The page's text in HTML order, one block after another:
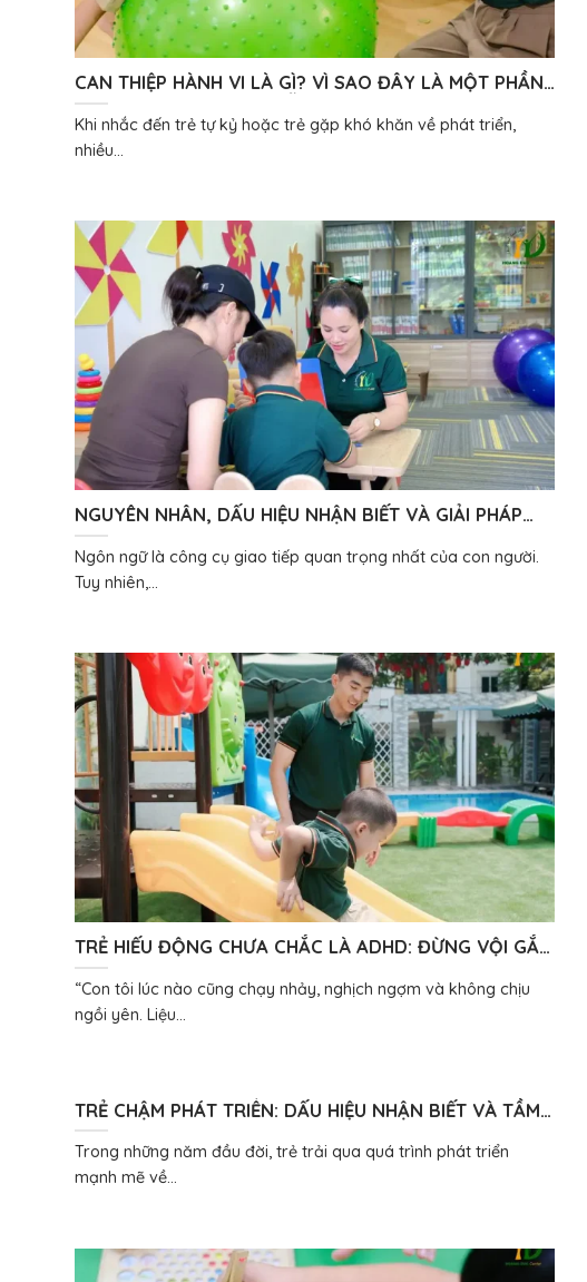
CAN THIỆP HÀNH VI LÀ GÌ? VÌ SAO ĐÂY LÀ MỘT PHẦN
QUAN TRỌNG TRONG HỖ TRỢ TRẺ RỐI LOẠN PHÁT
TRIỂN?
Khi nhắc đến trẻ tự kỷ hoặc trẻ gặp khó khăn về phát triển,
nhiều...
NGUYÊN NHÂN, DẤU HIỆU NHẬN BIẾT VÀ GIẢI PHÁP
CAN THIỆP CHO TRẺ CHẬM NÓI
Ngôn ngữ là công cụ giao tiếp quan trọng nhất của con người.
Tuy nhiên,...
TRẺ HIẾU ĐỘNG CHƯA CHẮC LÀ ADHD: ĐỪNG VỘI GẮN
NHÃN CHO CON
“Con tôi lúc nào cũng chạy nhảy, nghịch ngợm và không chịu
ngồi yên. Liệu...
TRẺ CHẬM PHÁT TRIỂN: DẤU HIỆU NHẬN BIẾT VÀ TẦM
QUAN TRỌNG CỦA CAN THIỆP SỚM
Trong những năm đầu đời, trẻ trải qua quá trình phát triển
mạnh mẽ về...